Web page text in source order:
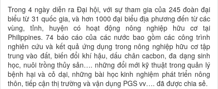
Trong 4 ngày diễn ra Đại hội, với sự tham gia của 245 đoàn đại
biểu từ 31 quốc gia, và hơn 1000 đại biểu địa phương đến từ các
vùng, tỉnh, huyện có hoạt động nông nghiệp hữu cơ tại
Philippines. 74 báo cáo của các nước bao gồm các công trình
nghiên cứu và kết quả ứng dụng trong nông nghiệp hữu cơ tập
trung vào đất, biến đổi khí hậu, dấu chân cacbon, đa dạng sinh
học, nuôi trồng thủy sản…. những đổi mới kỹ thuật trong quản lý
bệnh hại và cỏ dại, những bài học kinh nghiệm phát triển nông
thôn, tiếp cận thị trường và vận dụng PGS vv…. đã được chia sẻ.